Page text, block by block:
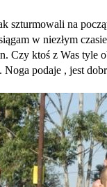
szturmowali na
w niezłym
Czy ktoś z Was
Noga podaje , jest